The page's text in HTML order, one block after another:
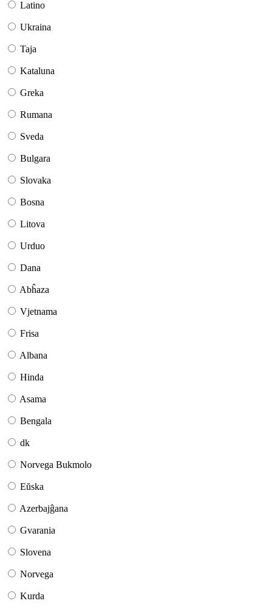
Latino
Ukraina
Taja
Kataluna
Greka
Rumana
Sveda
Bulgara
Slovaka
Bosna
Litova
Urduo
Dana
Abĥaza
Vjetnama
Frisa
Albana
Hinda
Asama
Bengala
dk
Norvega Bukmolo
Eŭska
Azerbajĝana
Gvarania
Slovena
Norvega
Kurda